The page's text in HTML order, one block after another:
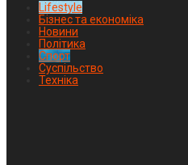
Lifestyle
Бізнес та економіка
Новини
Політика
Спорт
Суспільство
Техніка